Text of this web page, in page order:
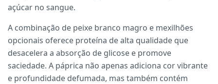
açúcar no sangue.
A combinação de peixe branco magro e mexilhões
opcionais oferece proteína de alta qualidade que
desacelera a absorção de glicose e promove
saciedade. A páprica não apenas adiciona cor vibrante
e profundidade defumada, mas também contém